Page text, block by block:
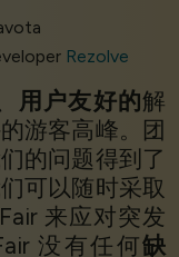
Rezolve
用户友好的解
游客高峰。团
的问题得到了
可以随时采取
来应对突发
没有任何缺